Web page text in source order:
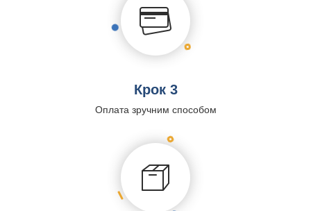
Крок 3
Оплата зручним способом